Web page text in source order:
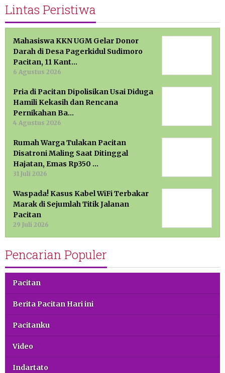
Lintas Peristiwa
Mahasiswa KKN UGM Gelar Donor
Darah di Desa Pagerkidul Sudimoro
Pacitan, 11 Kant…
6 Agustus 2026
Pria di Pacitan Dipolisikan Usai Diduga
Hamili Kekasih dan Rencana
Pernikahan Ba…
4 Agustus 2026
Rumah Warga Tulakan Pacitan
Disatroni Maling Saat Ditinggal
Hajatan, Emas Rp350 …
31 Juli 2026
Waspada! Kasus Kabel WiFi Terbakar
Marak di Sejumlah Titik Jalanan
Pacitan
29 Juli 2026
Pencarian Populer
Pacitan
Berita Pacitan Hari ini
Pacitanku
Video
Indartato